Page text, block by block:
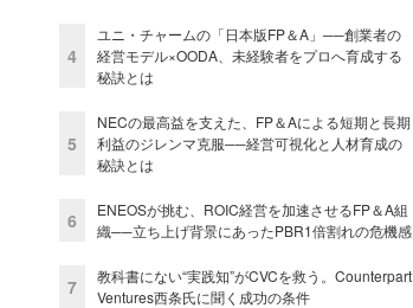
4
ユニ・チャームの「日本版FP＆A」──創業者の
経営モデル×OODA、未経験者をプロへ育成する
秘訣とは
5
NECの最高益を支えた、FP＆Aによる短期と長期
利益のジレンマ克服──経営可視化と人材育成の
秘訣とは
6
ENEOSが挑む、ROIC経営を加速させるFP＆A組
織──立ち上げ背景にあったPBR1倍割れの危機感
7
教科書にない“実践知”がCVCを救う。Counterpart
Ventures西条氏に聞く成功の条件